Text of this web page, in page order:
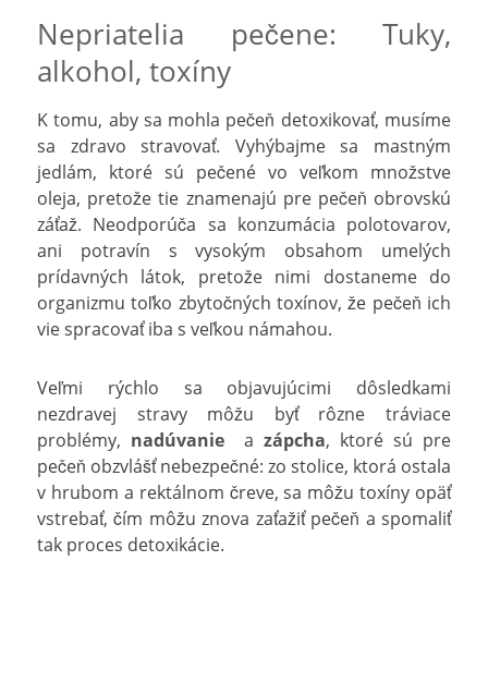
Nepriatelia pečene: Tuky,
alkohol, toxíny
K tomu, aby sa mohla pečeň detoxikovať, musíme
sa zdravo stravovať. Vyhýbajme sa mastným
jedlám, ktoré sú pečené vo veľkom množstve
oleja, pretože tie znamenajú pre pečeň obrovskú
záťaž. Neodporúča sa konzumácia polotovarov,
ani potravín s vysokým obsahom umelých
prídavných látok, pretože nimi dostaneme do
organizmu toľko zbytočných toxínov, že pečeň ich
vie spracovať iba s veľkou námahou.
Veľmi rýchlo sa objavujúcimi dôsledkami
nezdravej stravy môžu byť rôzne tráviace
problémy, nadúvanie a zápcha, ktoré sú pre
pečeň obzvlášť nebezpečné: zo stolice, ktorá ostala
v hrubom a rektálnom čreve, sa môžu toxíny opäť
vstrebať, čím môžu znova zaťažiť pečeň a spomaliť
tak proces detoxikácie.